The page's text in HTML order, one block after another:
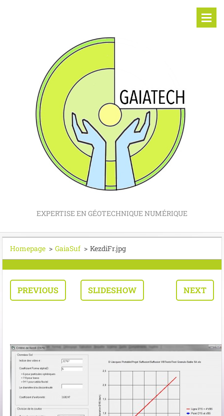
EXPERTISE EN GÉOTECHNIQUE NUMÉRIQUE
Homepage > GaiaSuf > KezdiFr.jpg
PREVIOUS SLIDESHOW NEXT